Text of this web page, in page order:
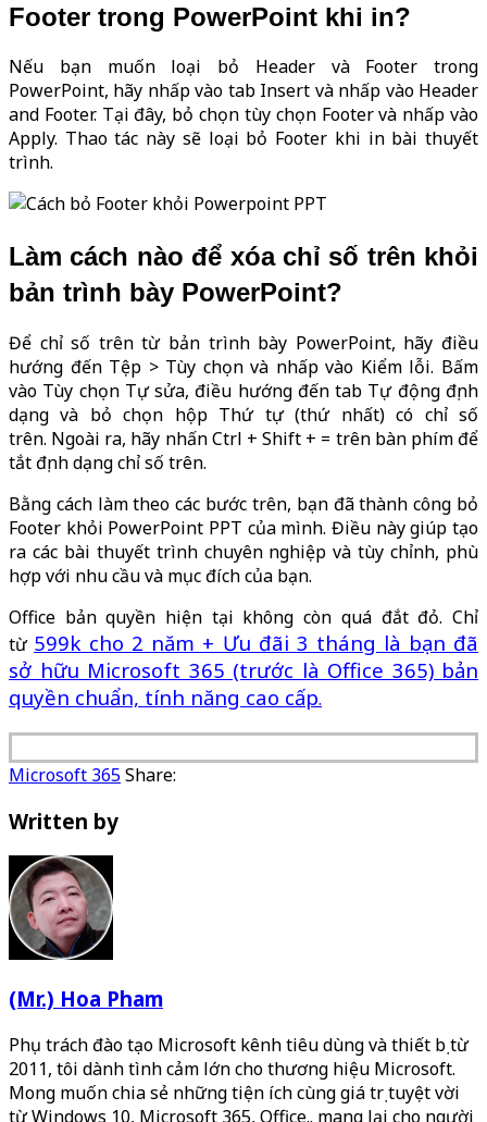
Footer trong PowerPoint khi in?
Nếu bạn muốn loại bỏ Header và Footer trong
PowerPoint, hãy nhấp vào tab Insert và nhấp vào Header
and Footer. Tại đây, bỏ chọn tùy chọn Footer và nhấp vào
Apply. Thao tác này sẽ loại bỏ Footer khi in bài thuyết
trình.
Làm cách nào để xóa chỉ số trên khỏi
bản trình bày PowerPoint?
Để chỉ số trên từ bản trình bày PowerPoint, hãy điều
hướng đến Tệp > Tùy chọn và nhấp vào Kiểm lỗi. Bấm
vào Tùy chọn Tự sửa, điều hướng đến tab Tự động định
dạng và bỏ chọn hộp Thứ tự (thứ nhất) có chỉ số
trên. Ngoài ra, hãy nhấn Ctrl + Shift + = trên bàn phím để
tắt định dạng chỉ số trên.
Bằng cách làm theo các bước trên, bạn đã thành công bỏ
Footer khỏi PowerPoint PPT của mình. Điều này giúp tạo
ra các bài thuyết trình chuyên nghiệp và tùy chỉnh, phù
hợp với nhu cầu và mục đích của bạn.
Office bản quyền hiện tại không còn quá đắt đỏ. Chỉ
từ 599k cho 2 năm + Ưu đãi 3 tháng là bạn đã
sở hữu Microsoft 365 (trước là Office 365) bản
quyền chuẩn, tính năng cao cấp.
Microsoft 365Share:
Written by
(Mr.) Hoa Pham
Phụ trách đào tạo Microsoft kênh tiêu dùng và thiết bị từ
2011, tôi dành tình cảm lớn cho thương hiệu Microsoft.
Mong muốn chia sẻ những tiện ích cùng giá trị tuyệt vời
từ Windows 10, Microsoft 365, Office.. mang lại cho người